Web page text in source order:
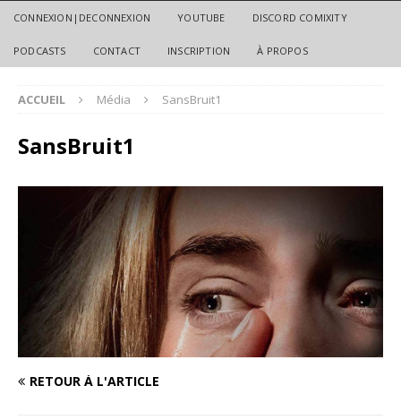
CONNEXION|DECONNEXION YOUTUBE DISCORD COMIXITY
PODCASTS CONTACT INSCRIPTION À PROPOS
ACCUEIL Média SansBruit1
SansBruit1
RETOUR À L'ARTICLE